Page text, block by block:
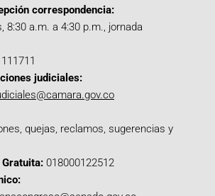
correspondencia:
8:30 a.m. a 4:30 p.m., jornada
111711
judiciales:
quejas, reclamos, sugerencias y
018000122512